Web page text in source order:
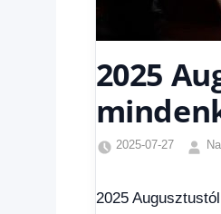
2025
2025-07-27
2025